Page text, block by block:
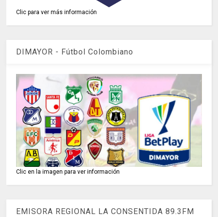
Clic para ver más información
DIMAYOR - Fútbol Colombiano
Clic en la imagen para ver información
EMISORA REGIONAL LA CONSENTIDA 89.3FM